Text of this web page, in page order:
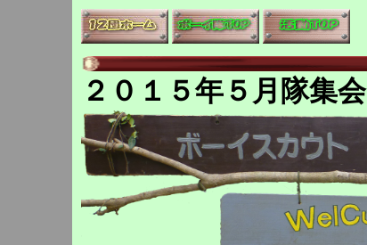
２０１５年５月隊集会